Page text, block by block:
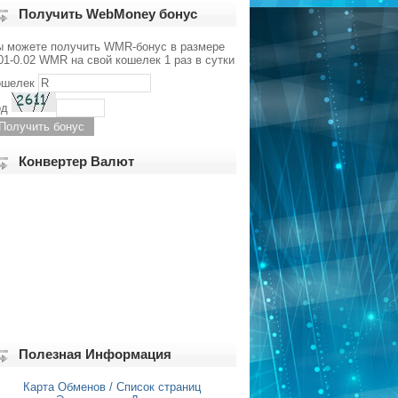
Получить WebMoney бонус
можете получить WMR-бонус в размере
0.02 WMR на свой кошелек 1 раз в сутки
Конвертер Валют
Полезная Информация
Карта Обменов / Список страниц